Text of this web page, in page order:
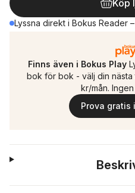
Köp
Lyssna direkt i Bokus Reader
Finns även i Bokus Play
bok för bok - välj din
kr/mån.
Prova gratis